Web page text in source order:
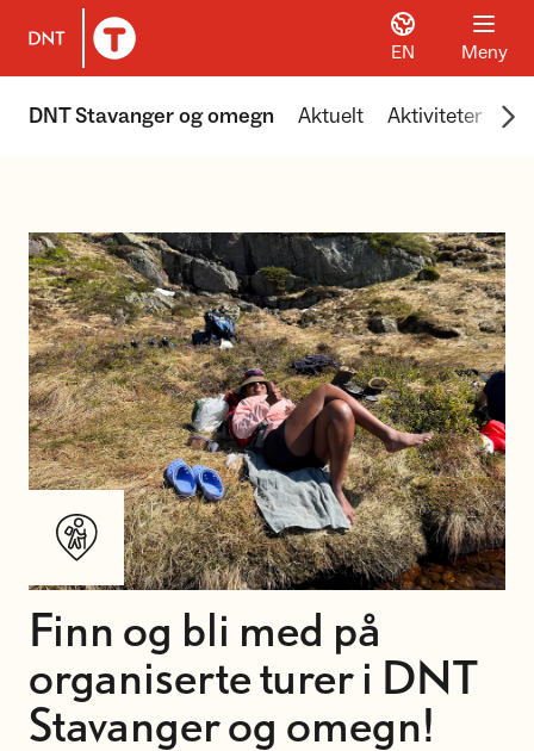
Til DNT.no forside
EN Meny
DNT Stavanger og omegn Aktuelt Aktiviteter
Finn og bli med på
organiserte turer i DNT
Stavanger og omegn!